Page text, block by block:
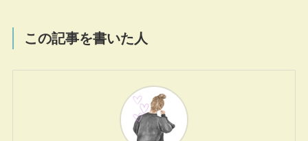
この記事を書いた人